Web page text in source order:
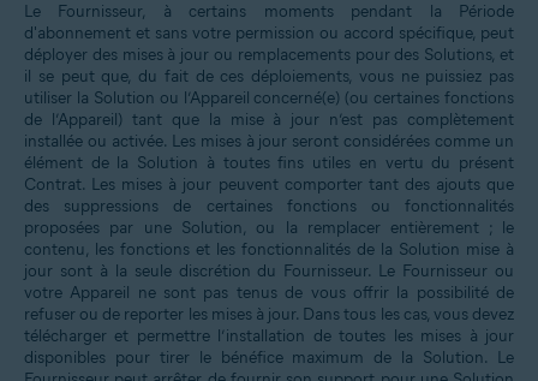
Le Fournisseur, à certains moments pendant la Période
d'abonnement et sans votre permission ou accord spécifique, peut
déployer des mises à jour ou remplacements pour des Solutions, et
il se peut que, du fait de ces déploiements, vous ne puissiez pas
utiliser la Solution ou l’Appareil concerné(e) (ou certaines fonctions
de l’Appareil) tant que la mise à jour n’est pas complètement
installée ou activée. Les mises à jour seront considérées comme un
élément de la Solution à toutes fins utiles en vertu du présent
Contrat. Les mises à jour peuvent comporter tant des ajouts que
des suppressions de certaines fonctions ou fonctionnalités
proposées par une Solution, ou la remplacer entièrement ; le
contenu, les fonctions et les fonctionnalités de la Solution mise à
jour sont à la seule discrétion du Fournisseur. Le Fournisseur ou
votre Appareil ne sont pas tenus de vous offrir la possibilité de
refuser ou de reporter les mises à jour. Dans tous les cas, vous devez
télécharger et permettre l’installation de toutes les mises à jour
disponibles pour tirer le bénéfice maximum de la Solution. Le